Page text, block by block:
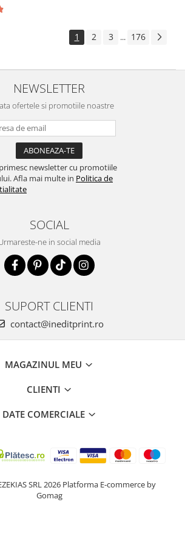
1 2 3 ... 176
NEWSLETTER
ofertele si promotiile noastre
newsletter cu promotiile
Afla mai multe in Politica de
SOCIAL
ne in social media
SUPORT CLIENTI
contact@ineditprint.ro
MAGAZINUL MEU
CLIENTI
DATE COMERCIALE
SRL 2026 Platforma E-commerce by
Gomag